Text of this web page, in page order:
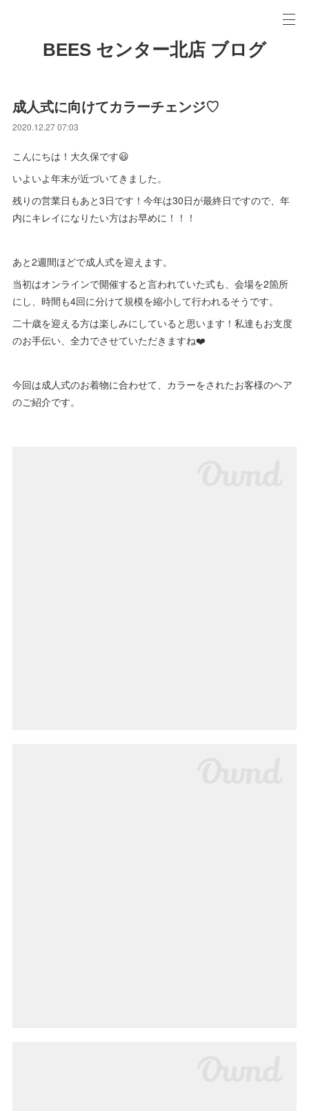
BEES センター北店 ブログ
成人式に向けてカラーチェンジ♡
2020.12.27 07:03
こんにちは！大久保です😃
いよいよ年末が近づいてきました。
残りの営業日もあと3日です！今年は30日が最終日ですので、年
内にキレイになりたい方はお早めに！！！
あと2週間ほどで成人式を迎えます。
当初はオンラインで開催すると言われていた式も、会場を2箇所
にし、時間も4回に分けて規模を縮小して行われるそうです。
二十歳を迎える方は楽しみにしていると思います！私達もお支度
のお手伝い、全力でさせていただきますね❤️
今回は成人式のお着物に合わせて、カラーをされたお客様のヘア
のご紹介です。